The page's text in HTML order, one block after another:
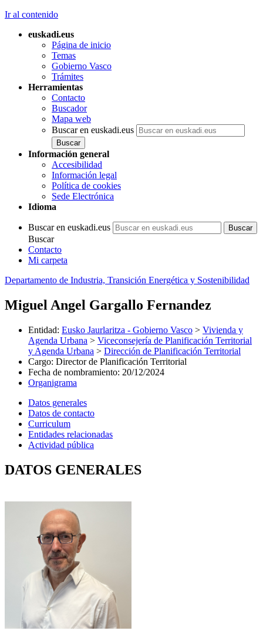
Ir al contenido
euskadi.eus
Página de inicio
Temas
Gobierno Vasco
Trámites
Herramientas
Contacto
Buscador
Mapa web
Buscar en euskadi.eus
Información general
Accesibilidad
Información legal
Política de cookies
Sede Electrónica
Idioma
Buscar en euskadi.eus
Buscar
Contacto
Mi carpeta
Departamento de Industria, Transición Energética y Sostenibilidad
Miguel Angel Gargallo Fernandez
Entidad: Eusko Jaurlaritza - Gobierno Vasco > Vivienda y
Agenda Urbana > Viceconsejería de Planificación Territorial
y Agenda Urbana > Dirección de Planificación Territorial
Cargo: Director de Planificación Territorial
Fecha de nombramiento: 20/12/2024
Organigrama
Datos generales
Datos de contacto
Curriculum
Entidades relacionadas
Actividad pública
DATOS GENERALES